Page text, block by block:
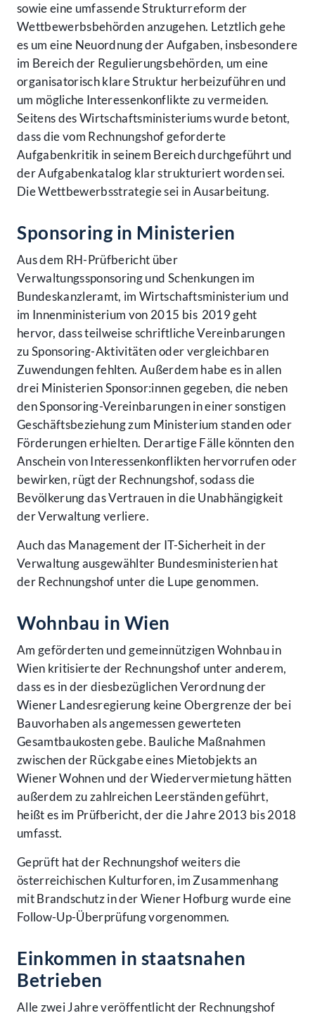
Accessibility Menu anzeigen
sowie eine umfassende Strukturreform der
Wettbewerbsbehörden anzugehen. Letztlich gehe
es um eine Neuordnung der Aufgaben, insbesondere
im Bereich der Regulierungsbehörden, um eine
organisatorisch klare Struktur herbeizuführen und
um mögliche Interessenkonflikte zu vermeiden.
Seitens des Wirtschaftsministeriums wurde betont,
dass die vom Rechnungshof geforderte
Aufgabenkritik in seinem Bereich durchgeführt und
der Aufgabenkatalog klar strukturiert worden sei.
Die Wettbewerbsstrategie sei in Ausarbeitung.
Sponsoring in Ministerien
Aus dem RH-Prüfbericht über
Verwaltungssponsoring und Schenkungen im
Bundeskanzleramt, im Wirtschaftsministerium und
im Innenministerium von 2015 bis 2019 geht
hervor, dass teilweise schriftliche Vereinbarungen
zu Sponsoring-Aktivitäten oder vergleichbaren
Zuwendungen fehlten. Außerdem habe es in allen
drei Ministerien Sponsor:innen gegeben, die neben
den Sponsoring-Vereinbarungen in einer sonstigen
Geschäftsbeziehung zum Ministerium standen oder
Förderungen erhielten. Derartige Fälle könnten den
Anschein von Interessenkonflikten hervorrufen oder
bewirken, rügt der Rechnungshof, sodass die
Bevölkerung das Vertrauen in die Unabhängigkeit
der Verwaltung verliere.
Auch das Management der IT-Sicherheit in der
Verwaltung ausgewählter Bundesministerien hat
der Rechnungshof unter die Lupe genommen.
Wohnbau in Wien
Am geförderten und gemeinnützigen Wohnbau in
Wien kritisierte der Rechnungshof unter anderem,
dass es in der diesbezüglichen Verordnung der
Wiener Landesregierung keine Obergrenze der bei
Bauvorhaben als angemessen gewerteten
Gesamtbaukosten gebe. Bauliche Maßnahmen
zwischen der Rückgabe eines Mietobjekts an
Wiener Wohnen und der Wiedervermietung hätten
außerdem zu zahlreichen Leerständen geführt,
heißt es im Prüfbericht, der die Jahre 2013 bis 2018
umfasst.
Geprüft hat der Rechnungshof weiters die
österreichischen Kulturforen, im Zusammenhang
mit Brandschutz in der Wiener Hofburg wurde eine
Follow-Up-Überprüfung vorgenommen.
Einkommen in staatsnahen
Betrieben
Alle zwei Jahre veröffentlicht der Rechnungshof